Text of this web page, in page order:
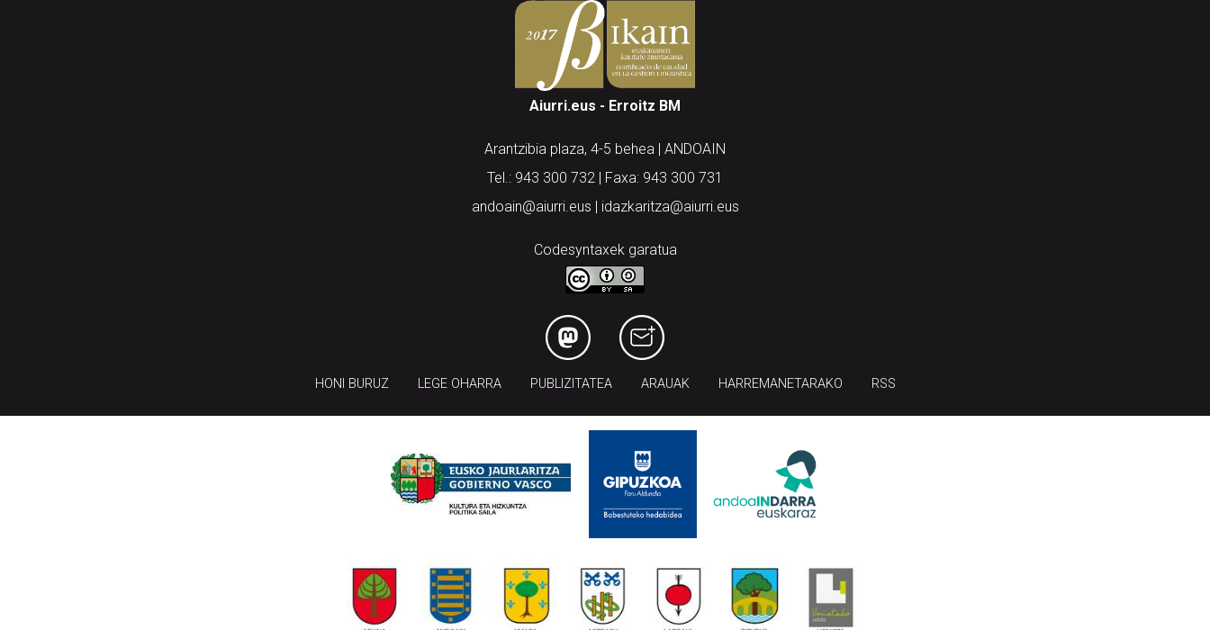
Aiurri.eus - Erroitz BM
Arantzibia plaza, 4-5 behea | ANDOAIN
Tel.: 943 300 732 | Faxa: 943 300 731
andoain@aiurri.eus | idazkaritza@aiurri.eus
Codesyntaxek garatua
HONI BURUZ LEGE OHARRA PUBLIZITATEA ARAUAK HARREMANETARAKO RSS